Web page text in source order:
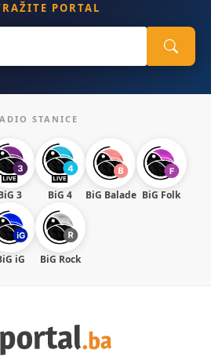
PORTAL
STANICE
3 BiG 4 BiG Balade BiG Folk
iG BiG Rock